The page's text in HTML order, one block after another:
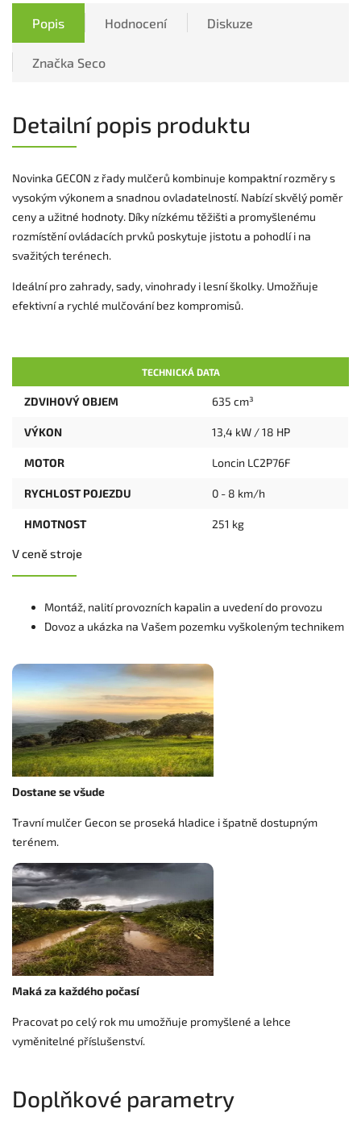
Popis Hodnocení Diskuze
Značka Seco
Detailní popis produktu
Novinka GECON z řady mulčerů kombinuje kompaktní rozměry s
vysokým výkonem a snadnou ovladatelností. Nabízí skvělý poměr
ceny a užitné hodnoty. Díky nízkému těžišti a promyšlenému
rozmístění ovládacích prvků poskytuje jistotu a pohodlí i na
svažitých terénech.
Ideální pro zahrady, sady, vinohrady i lesní školky. Umožňuje
efektivní a rychlé mulčování bez kompromisů.
TECHNICKÁ DATA
ZDVIHOVÝ OBJEM 635 cm³
VÝKON 13,4 kW / 18 HP
MOTOR Loncin LC2P76F
RYCHLOST POJEZDU 0 - 8 km/h
HMOTNOST 251 kg
V ceně stroje
Montáž, nalití provozních kapalin a uvedení do provozu
Dovoz a ukázka na Vašem pozemku vyškoleným technikem
Dostane se všude
Travní mulčer Gecon se proseká hladice i špatně dostupným
terénem.
Maká za každého počasí
Pracovat po celý rok mu umožňuje promyšlené a lehce
vyměnitelné příslušenství.
Doplňkové parametry